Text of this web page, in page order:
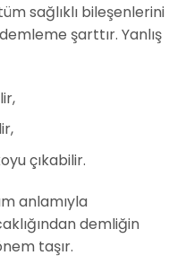
sağlıklı bileşenlerini
şarttır. Yanlış
çıkabilir.
anlamıyla
demliğin
taşır.